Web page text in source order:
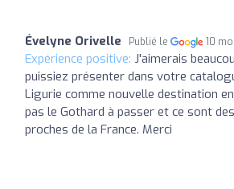
Évelyne Orivelle Publié le 10
Expérience positive: J'aimerais
puissiez présenter dans votre
Ligurie comme nouvelle destination
pas le Gothard à passer et ce sont
proches de la France. Merci